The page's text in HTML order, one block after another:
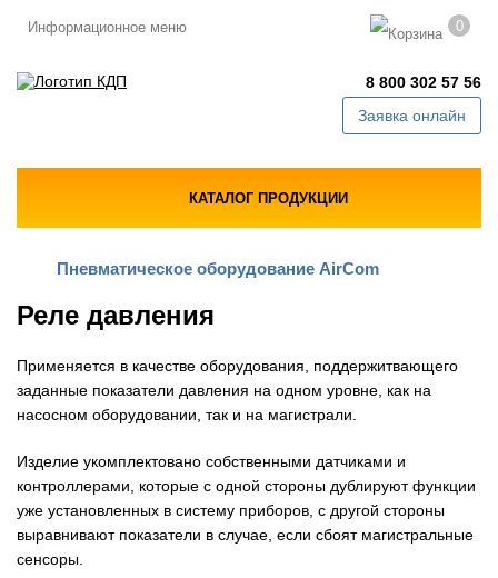
Информационное меню 0
8 800 302 57 56
Заявка онлайн
КАТАЛОГ ПРОДУКЦИИ
Пневматическое оборудование AirCom
Реле давления
Применяется в качестве оборудования, поддержитвающего
заданные показатели давления на одном уровне, как на
насосном оборудовании, так и на магистрали.
Изделие укомплектовано собственными датчиками и
контроллерами, которые с одной стороны дублируют функции
уже установленных в систему приборов, с другой стороны
выравнивают показатели в случае, если сбоят магистральные
сенсоры.